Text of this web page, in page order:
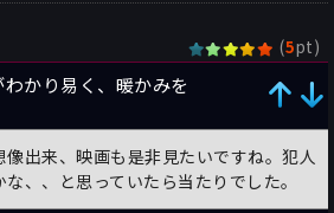
(5pt)
かり易く、暖かみを
出来、映画も是非見たいですね。犯人
、、と思っていたら当たりでした。